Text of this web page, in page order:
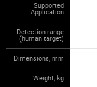
Supported
Application
Detection range
(human target)
Dimensions, mm
Weight, kg